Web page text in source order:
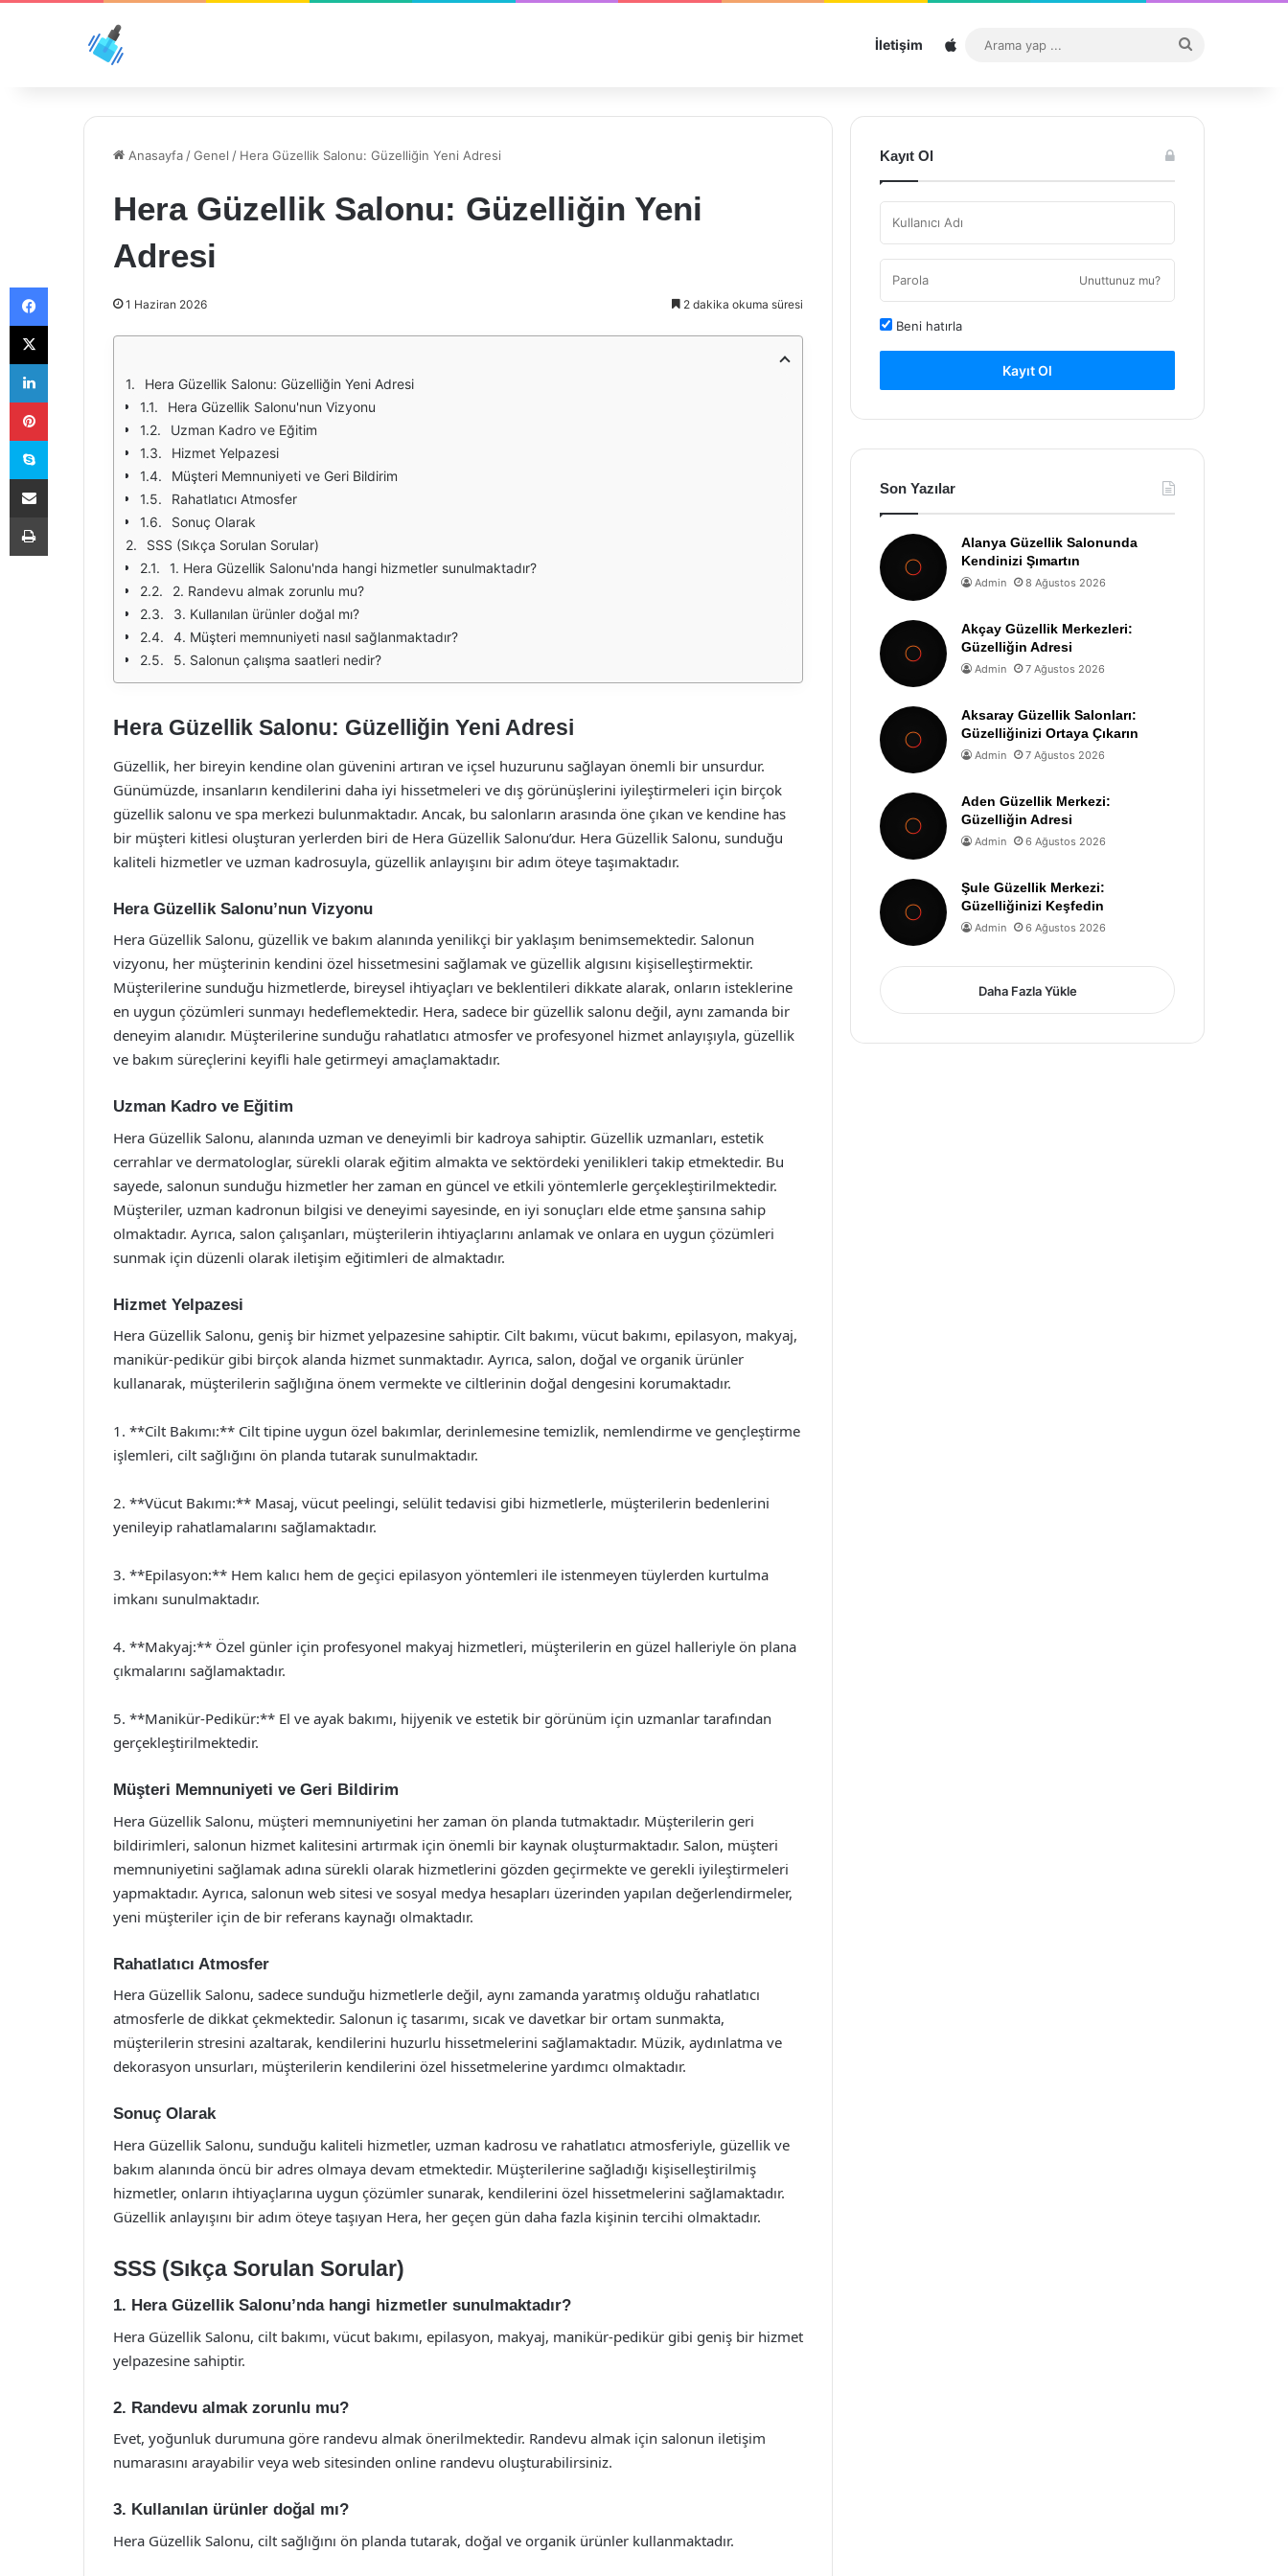
İletişim Sitemap
...
Anasayfa /Genel / Hera Güzellik Salonu: Güzelliğin Yeni Adresi
Hera Güzellik Salonu: Güzelliğin Yeni
Adresi
1 Haziran 2026 2 dakika okuma süresi
Hera Güzellik Salonu: Güzelliğin Yeni Adresi
Hera Güzellik Salonu'nun Vizyonu
Uzman Kadro ve Eğitim
Hizmet Yelpazesi
Müşteri Memnuniyeti ve Geri Bildirim
Rahatlatıcı Atmosfer
Sonuç Olarak
SSS (Sıkça Sorulan Sorular)
1. Hera Güzellik Salonu'nda hangi hizmetler sunulmaktadır?
2. Randevu almak zorunlu mu?
3. Kullanılan ürünler doğal mı?
4. Müşteri memnuniyeti nasıl sağlanmaktadır?
5. Salonun çalışma saatleri nedir?
Hera Güzellik Salonu: Güzelliğin Yeni Adresi
Güzellik, her bireyin kendine olan güvenini artıran ve içsel huzurunu sağlayan önemli bir unsurdur.
Günümüzde, insanların kendilerini daha iyi hissetmeleri ve dış görünüşlerini iyileştirmeleri için birçok
güzellik salonu ve spa merkezi bulunmaktadır. Ancak, bu salonların arasında öne çıkan ve kendine has
bir müşteri kitlesi oluşturan yerlerden biri de Hera Güzellik Salonu’dur. Hera Güzellik Salonu, sunduğu
kaliteli hizmetler ve uzman kadrosuyla, güzellik anlayışını bir adım öteye taşımaktadır.
Hera Güzellik Salonu’nun Vizyonu
Hera Güzellik Salonu, güzellik ve bakım alanında yenilikçi bir yaklaşım benimsemektedir. Salonun
vizyonu, her müşterinin kendini özel hissetmesini sağlamak ve güzellik algısını kişiselleştirmektir.
Müşterilerine sunduğu hizmetlerde, bireysel ihtiyaçları ve beklentileri dikkate alarak, onların isteklerine
en uygun çözümleri sunmayı hedeflemektedir. Hera, sadece bir güzellik salonu değil, aynı zamanda bir
deneyim alanıdır. Müşterilerine sunduğu rahatlatıcı atmosfer ve profesyonel hizmet anlayışıyla, güzellik
ve bakım süreçlerini keyifli hale getirmeyi amaçlamaktadır.
Uzman Kadro ve Eğitim
Hera Güzellik Salonu, alanında uzman ve deneyimli bir kadroya sahiptir. Güzellik uzmanları, estetik
cerrahlar ve dermatologlar, sürekli olarak eğitim almakta ve sektördeki yenilikleri takip etmektedir. Bu
sayede, salonun sunduğu hizmetler her zaman en güncel ve etkili yöntemlerle gerçekleştirilmektedir.
Müşteriler, uzman kadronun bilgisi ve deneyimi sayesinde, en iyi sonuçları elde etme şansına sahip
olmaktadır. Ayrıca, salon çalışanları, müşterilerin ihtiyaçlarını anlamak ve onlara en uygun çözümleri
sunmak için düzenli olarak iletişim eğitimleri de almaktadır.
Hizmet Yelpazesi
Hera Güzellik Salonu, geniş bir hizmet yelpazesine sahiptir. Cilt bakımı, vücut bakımı, epilasyon, makyaj,
manikür-pedikür gibi birçok alanda hizmet sunmaktadır. Ayrıca, salon, doğal ve organik ürünler
kullanarak, müşterilerin sağlığına önem vermekte ve ciltlerinin doğal dengesini korumaktadır.
1. **Cilt Bakımı:** Cilt tipine uygun özel bakımlar, derinlemesine temizlik, nemlendirme ve gençleştirme
işlemleri, cilt sağlığını ön planda tutarak sunulmaktadır.
2. **Vücut Bakımı:** Masaj, vücut peelingi, selülit tedavisi gibi hizmetlerle, müşterilerin bedenlerini
yenileyip rahatlamalarını sağlamaktadır.
3. **Epilasyon:** Hem kalıcı hem de geçici epilasyon yöntemleri ile istenmeyen tüylerden kurtulma
imkanı sunulmaktadır.
4. **Makyaj:** Özel günler için profesyonel makyaj hizmetleri, müşterilerin en güzel halleriyle ön plana
çıkmalarını sağlamaktadır.
5. **Manikür-Pedikür:** El ve ayak bakımı, hijyenik ve estetik bir görünüm için uzmanlar tarafından
gerçekleştirilmektedir.
Müşteri Memnuniyeti ve Geri Bildirim
Hera Güzellik Salonu, müşteri memnuniyetini her zaman ön planda tutmaktadır. Müşterilerin geri
bildirimleri, salonun hizmet kalitesini artırmak için önemli bir kaynak oluşturmaktadır. Salon, müşteri
memnuniyetini sağlamak adına sürekli olarak hizmetlerini gözden geçirmekte ve gerekli iyileştirmeleri
yapmaktadır. Ayrıca, salonun web sitesi ve sosyal medya hesapları üzerinden yapılan değerlendirmeler,
yeni müşteriler için de bir referans kaynağı olmaktadır.
Rahatlatıcı Atmosfer
Hera Güzellik Salonu, sadece sunduğu hizmetlerle değil, aynı zamanda yaratmış olduğu rahatlatıcı
atmosferle de dikkat çekmektedir. Salonun iç tasarımı, sıcak ve davetkar bir ortam sunmakta,
müşterilerin stresini azaltarak, kendilerini huzurlu hissetmelerini sağlamaktadır. Müzik, aydınlatma ve
dekorasyon unsurları, müşterilerin kendilerini özel hissetmelerine yardımcı olmaktadır.
Sonuç Olarak
Hera Güzellik Salonu, sunduğu kaliteli hizmetler, uzman kadrosu ve rahatlatıcı atmosferiyle, güzellik ve
bakım alanında öncü bir adres olmaya devam etmektedir. Müşterilerine sağladığı kişiselleştirilmiş
hizmetler, onların ihtiyaçlarına uygun çözümler sunarak, kendilerini özel hissetmelerini sağlamaktadır.
Güzellik anlayışını bir adım öteye taşıyan Hera, her geçen gün daha fazla kişinin tercihi olmaktadır.
SSS (Sıkça Sorulan Sorular)
1. Hera Güzellik Salonu’nda hangi hizmetler sunulmaktadır?
Hera Güzellik Salonu, cilt bakımı, vücut bakımı, epilasyon, makyaj, manikür-pedikür gibi geniş bir hizmet
yelpazesine sahiptir.
2. Randevu almak zorunlu mu?
Evet, yoğunluk durumuna göre randevu almak önerilmektedir. Randevu almak için salonun iletişim
numarasını arayabilir veya web sitesinden online randevu oluşturabilirsiniz.
3. Kullanılan ürünler doğal mı?
Hera Güzellik Salonu, cilt sağlığını ön planda tutarak, doğal ve organik ürünler kullanmaktadır.
Kayıt Ol
Unuttunuz mu?
Beni hatırla
Kayıt Ol
Son Yazılar
Alanya Güzellik Salonunda
Kendinizi Şımartın
Admin 8 Ağustos 2026
Akçay Güzellik Merkezleri:
Güzelliğin Adresi
Admin 7 Ağustos 2026
Aksaray Güzellik Salonları:
Güzelliğinizi Ortaya Çıkarın
Admin 7 Ağustos 2026
Aden Güzellik Merkezi:
Güzelliğin Adresi
Admin 6 Ağustos 2026
Şule Güzellik Merkezi:
Güzelliğinizi Keşfedin
Admin 6 Ağustos 2026
Daha Fazla Yükle
Facebook
X
LinkedIn
Pinterest
Skype
E-Posta ile paylaş